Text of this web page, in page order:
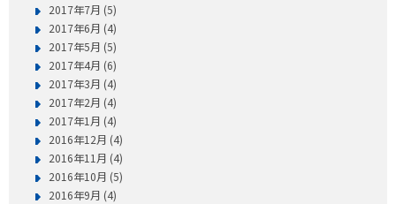
2017年7月 (5)
2017年6月 (4)
2017年5月 (5)
2017年4月 (6)
2017年3月 (4)
2017年2月 (4)
2017年1月 (4)
2016年12月 (4)
2016年11月 (4)
2016年10月 (5)
2016年9月 (4)